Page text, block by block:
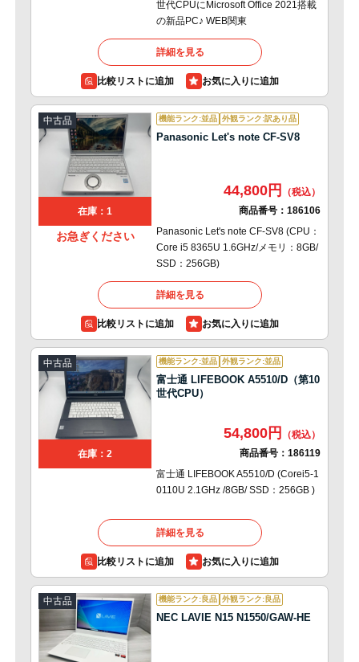
世代CPUにMicrosoft Office 2021搭載
の新品PC♪ WEB関東
詳細を見る
比較リストに追加
中古品
在庫：1
お急ぎください
機能ランク:並品 外観ランク:訳あり品
Panasonic Let's note CF-SV8
44,800円
商品番号： 186106
Panasonic Let's note CF-SV8 (CPU：
Core i5 8365U 1.6GHz/メモリ：8GB/
SSD：256GB)
詳細を見る
比較リストに追加
中古品
在庫：2
機能ランク:並品 外観ランク:並品
富士通 LIFEBOOK A5510/D（第10
世代CPU）
54,800円
商品番号： 186119
富士通 LIFEBOOK A5510/D (Corei5-1
0110U 2.1GHz /8GB/ SSD：256GB )
詳細を見る
比較リストに追加
中古品 機能ランク:良品 外観ランク:良品
NEC LAVIE N15 N1550/GAW-HE